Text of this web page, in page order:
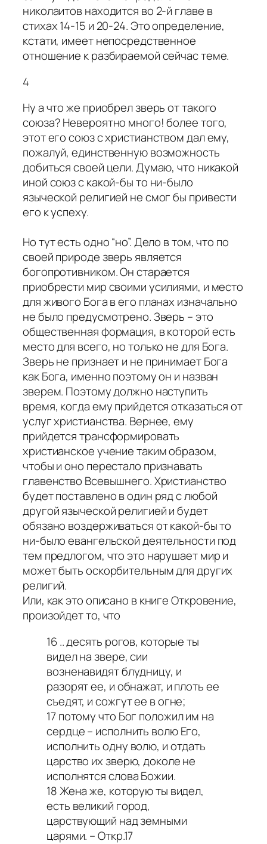
николаитов находится во 2-й главе в
стихах 14-15 и 20-24. Это определение,
кстати, имеет непосредственное
отношение к разбираемой сейчас теме.
4
Ну а что же приобрел зверь от такого
союза? Невероятно много! более того,
этот его союз с христианством дал ему,
пожалуй, единственную возможность
добиться своей цели. Думаю, что никакой
иной союз с какой-бы то ни-было
языческой религией не смог бы привести
его к успеху.
Но тут есть одно “но”. Дело в том, что по
своей природе зверь является
богопротивником. Он старается
приобрести мир своими усилиями, и место
для живого Бога в его планах изначально
не было предусмотрено. Зверь – это
общественная формация, в которой есть
место для всего, но только не для Бога.
Зверь не признает и не принимает Бога
как Бога, именно поэтому он и назван
зверем. Поэтому должно наступить
время, когда ему прийдется отказаться от
услуг христианства. Вернее, ему
прийдется трансформировать
христианское учение таким образом,
чтобы и оно перестало признавать
главенство Всевышнего. Христианство
будет поставлено в один ряд с любой
другой языческой религией и будет
обязано воздерживаться от какой-бы то
ни-было евангельской деятельности под
тем предлогом, что это нарушает мир и
может быть оскорбительным для других
религий.
Или, как это описано в книге Откровение,
произойдет то, что
16 .. десять рогов, которые ты
видел на звере, сии
возненавидят блудницу, и
разорят ее, и обнажат, и плоть ее
съедят, и сожгут ее в огне;
17 потому что Бог положил им на
сердце – исполнить волю Его,
исполнить одну волю, и отдать
царство их зверю, доколе не
исполнятся слова Божии.
18 Жена же, которую ты видел,
есть великий город,
царствующий над земными
царями. – Откр.17